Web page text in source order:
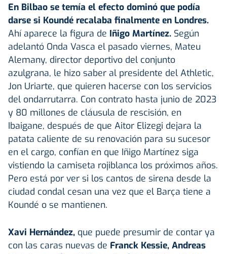
En Bilbao se temía el efecto dominó que podía
darse si Koundé recalaba finalmente en Londres.
Ahí aparece la figura de Iñigo Martínez. Según
adelantó Onda Vasca el pasado viernes, Mateu
Alemany, director deportivo del conjunto
azulgrana, le hizo saber al presidente del Athletic,
Jon Uriarte, que quieren hacerse con los servicios
del ondarrutarra. Con contrato hasta junio de 2023
y 80 millones de cláusula de rescisión, en
Ibaigane, después de que Aitor Elizegi dejara la
patata caliente de su renovación para su sucesor
en el cargo, confían en que Iñigo Martínez siga
vistiendo la camiseta rojiblanca los próximos años.
Pero está por ver si los cantos de sirena desde la
ciudad condal cesan una vez que el Barça tiene a
Koundé o se mantienen.
Xavi Hernández, que puede presumir de contar ya
con las caras nuevas de Franck Kessie, Andreas